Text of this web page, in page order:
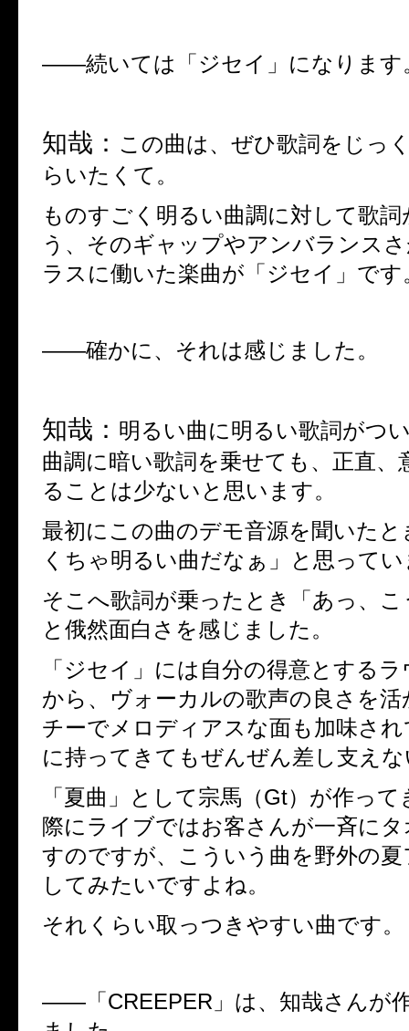
――続いては「ジセイ」になります
知哉： この曲は、ぜひ歌詞をじっ
らいたくて。
ものすごく明るい曲調に対して歌
う、そのギャップやアンバランス
ラスに働いた楽曲が「ジセイ」です
――確かに、それは感じました。
知哉： 明るい曲に明るい歌詞がつ
曲調に暗い歌詞を乗せても、正直、
ることは少ないと思います。
最初にこの曲のデモ音源を聞いた
くちゃ明るい曲だなぁ」と思って
そこへ歌詞が乗ったとき「あっ、
と俄然面白さを感じました。
「ジセイ」には自分の得意とする
から、ヴォーカルの歌声の良さを
チーでメロディアスな面も加味さ
に持ってきてもぜんぜん差し支え
「夏曲」として宗馬（Gt）が作っ
際にライブではお客さんが一斉に
すのですが、こういう曲を野外の
してみたいですよね。
それくらい取っつきやすい曲です。
―― 「 CREEPER 」は、知哉さんが